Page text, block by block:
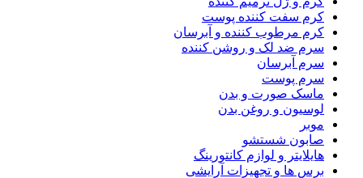
کرم سفت کننده پوست
کرم مرطوب کننده و آبرسان
سرم ضد لک و روشن کننده
سرم آبرسان
سرم پوست
ماسک صورت و بدن
لوسیون و روغن بدن
موبر
صابون شستشو
هایلایتر و لوازم کانتورینگ
برس ها و تجهیزات آرایشی